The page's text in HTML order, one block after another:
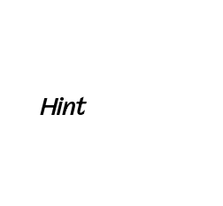
Hint